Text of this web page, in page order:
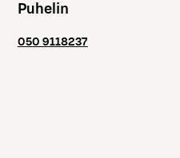
Puhelin
050 9118237